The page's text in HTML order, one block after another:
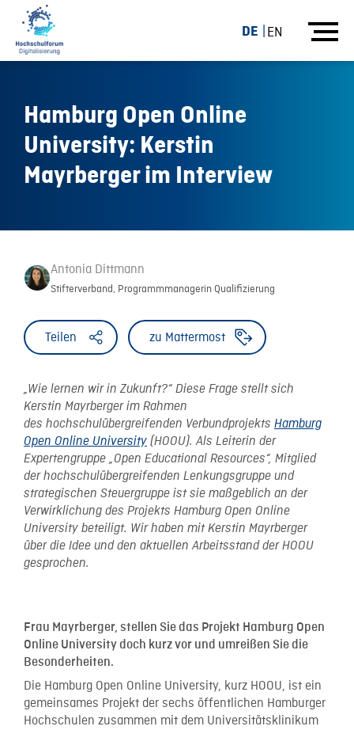
DE EN
Hamburg Open Online
University: Kerstin
Mayrberger im Interview
Antonia Dittmann
Stifterverband, Programmmanagerin Qualifizierung
Teilen zu Mattermost
„Wie lernen wir in Zukunft?“ Diese Frage stellt sich
Kerstin Mayrberger im Rahmen
des hochschulübergreifenden Verbundprojekts Hamburg
Open Online University (HOOU). Als Leiterin der
Expertengruppe „Open Educational Resources“, Mitglied
der hochschulübergreifenden Lenkungsgruppe und
strategischen Steuergruppe ist sie maßgeblich an der
Verwirklichung des Projekts Hamburg Open Online
University beteiligt. Wir haben mit Kerstin Mayrberger
über die Idee und den aktuellen Arbeitsstand der HOOU
gesprochen.
Frau Mayrberger, stellen Sie das Projekt Hamburg Open
Online University doch kurz vor und umreißen Sie die
Besonderheiten.
Die Hamburg Open Online University, kurz HOOU, ist ein
gemeinsames Projekt der sechs öffentlichen Hamburger
Hochschulen zusammen mit dem Universitätsklinikum